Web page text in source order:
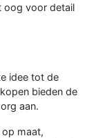
oog voor detail
idee tot de
bieden de
aan.
maat,